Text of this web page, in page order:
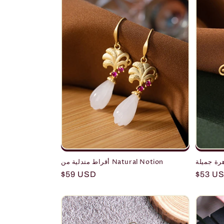
أقراط متدلية من Natural Notion
Regular
$59 USD
جميلة
$53